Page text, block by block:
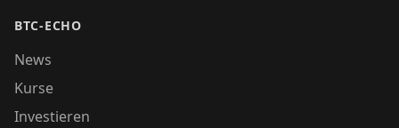
BTC-ECHO
News
Kurse
Investieren